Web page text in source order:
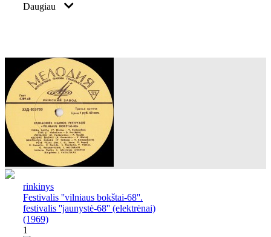
Daugiau
rinkinys
Festivalis ''vilniaus bokštai-68''.
festivalis ''jaunystė-68'' (elektrėnai)
(1969)
1